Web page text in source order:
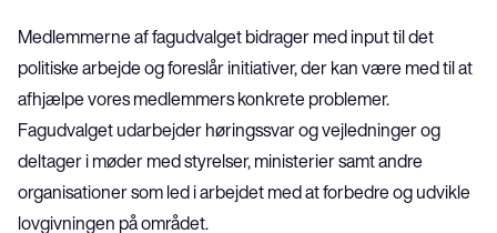
Medlemmerne af fagudvalget bidrager med input til det
politiske arbejde og foreslår initiativer, der kan være med til at
afhjælpe vores medlemmers konkrete problemer.
Fagudvalget udarbejder høringssvar og vejledninger og
deltager i møder med styrelser, ministerier samt andre
organisationer som led i arbejdet med at forbedre og udvikle
lovgivningen på området.